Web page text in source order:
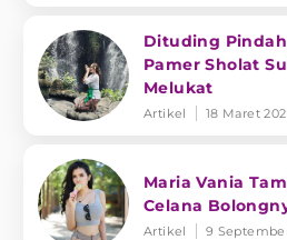
Dituding
Pamer Sholat
Melukat
Artikel 18 Maret
Maria Vania
Celana
Artikel 9